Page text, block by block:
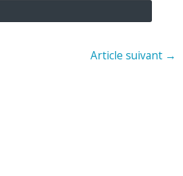
Article suivant →